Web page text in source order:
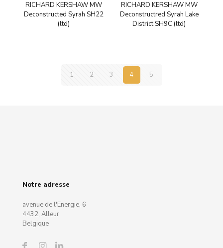
RICHARD KERSHAW MW
Deconstructed Syrah SH22
(ltd)
RICHARD KERSHAW MW
Deconstructred Syrah Lake
District SH9C (ltd)
1 2 3 4 5
Notre adresse
avenue de l'Energie, 6
4432, Alleur
Belgique